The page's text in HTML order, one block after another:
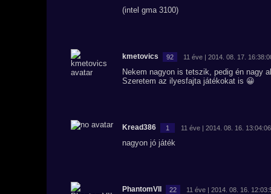
(intel gma 3100)
kmetovics 92 11 éve | 2014. 08. 17.
Nekem nagyon is tetszik, pedig én nagy
Szeretem az ilyesfajta játékokat is 😀
Kread386 1 11 éve | 2014. 08. 16. 13:04:06
nagyon jó játék
PhantomVII 22 11 éve | 2014. 08. 16.